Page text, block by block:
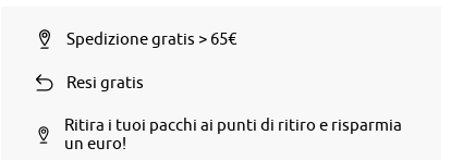
Spedizione gratis > 65€
Resi gratis
Ritira i tuoi pacchi ai punti di ritiro e risparmia
un euro!